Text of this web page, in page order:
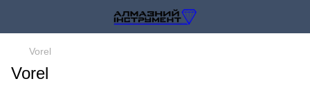
Vorel
Vorel